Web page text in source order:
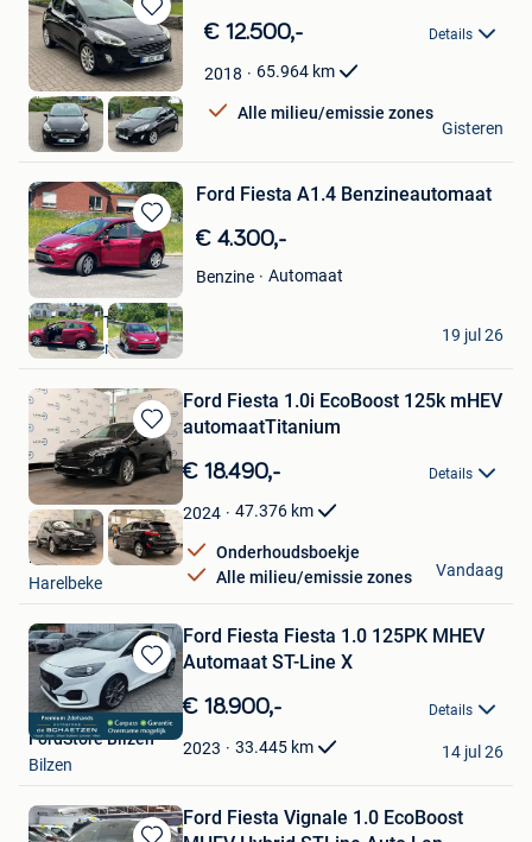
Bewaren
in
Mijn
Favorieten
€ 12.500,- Details
2018 65.964 km
Alle milieu/emissie zones
Z-Motors
Hoboken
Gisteren
Bewaren
in
Mijn
Favorieten
Ford Fiesta A1.4 Benzineautomaat
€ 4.300,-
Benzine Automaat
DEMIR AUTO
Steenokkerzeel
19 jul 26
Bewaren
in
Mijn
Favorieten
Ford Fiesta 1.0i EcoBoost 125k mHEV
automaatTitanium
€ 18.490,- Details
2024 47.376 km
Onderhoudsboekje
Alle milieu/emissie zones
Lateur
Harelbeke
Vandaag
Bewaren
in
Mijn
Favorieten
Ford Fiesta Fiesta 1.0 125PK MHEV
Automaat ST-Line X
€ 18.900,- Details
2023 33.445 km
FordStore Bilzen
Bilzen
14 jul 26
Ford Fiesta Vignale 1.0 EcoBoost